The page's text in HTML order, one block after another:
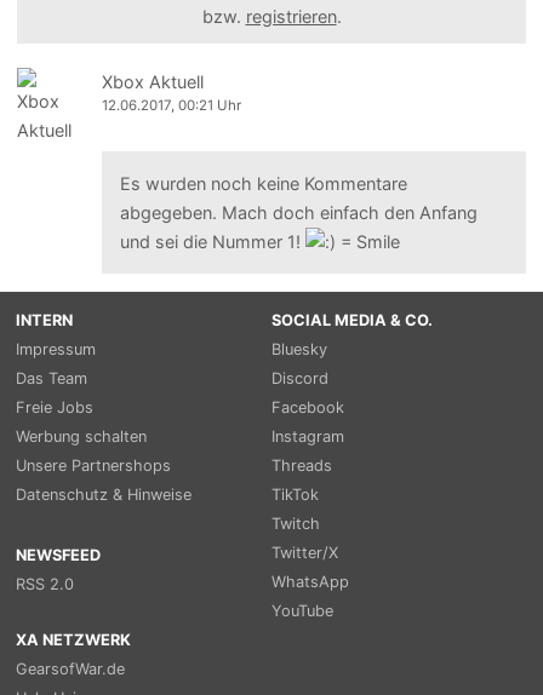
bzw. registrieren.
Xbox Aktuell
12.06.2017, 00:21 Uhr
Es wurden noch keine Kommentare
abgegeben. Mach doch einfach den Anfang
und sei die Nummer 1!
INTERN
Impressum
Das Team
Freie Jobs
Werbung schalten
Unsere Partnershops
Datenschutz & Hinweise
NEWSFEED
RSS 2.0
SOCIAL MEDIA & CO.
Bluesky
Discord
Facebook
Instagram
Threads
TikTok
Twitch
Twitter/X
WhatsApp
YouTube
XA NETZWERK
GearsofWar.de